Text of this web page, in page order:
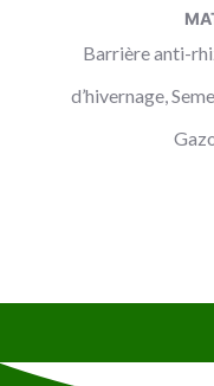
Barrière anti-
d’hivernage,